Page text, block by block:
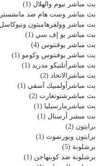
بث مباشر نيوم والهلال (1)
بث مباشر وست هام ضد مانشستر
بث مباشر وولفرهامبتون ونيوكاسل
بث مباشر يو إف سي (1)
بث مباشر يوفنتوس (4)
بث مباشر يوفنتوس وكومو (1)
بث مباشرأتلتيكو مدريد (1)
بث مباشرالاتحاد (2)
بث مباشرأولمبيك آسفي (1)
بث مباشرشتوتغارت (2)
بث مباشرمارسيليا (1)
بث مبشر أرسنال (1)
برايتون (2)
برايتون وبورنموث (1)
برشلونة (5)
برشلونة ضد كوبنهاجن (1)